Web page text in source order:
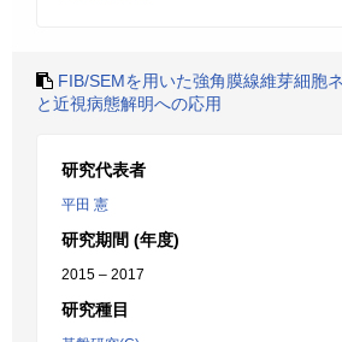
FIB/SEMを用いた強角膜線維芽細胞
と近視病態解明への応用
研究代表者
平田 憲
研究期間 (年度)
2015 – 2017
研究種目